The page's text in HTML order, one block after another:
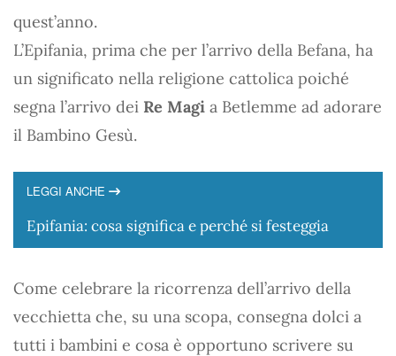
quest’anno.
L’Epifania, prima che per l’arrivo della Befana, ha
un significato nella religione cattolica poiché
segna l’arrivo dei Re Magi a Betlemme ad adorare
il Bambino Gesù.
LEGGI ANCHE
Epifania: cosa significa e perché si festeggia
Come celebrare la ricorrenza dell’arrivo della
vecchietta che, su una scopa, consegna dolci a
tutti i bambini e cosa è opportuno scrivere su